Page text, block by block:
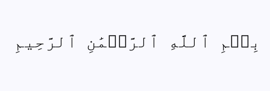
بِسۡمِ ٱللَّهِ ٱلرَّحۡمَٰنِ ٱلرَّحِيمِ